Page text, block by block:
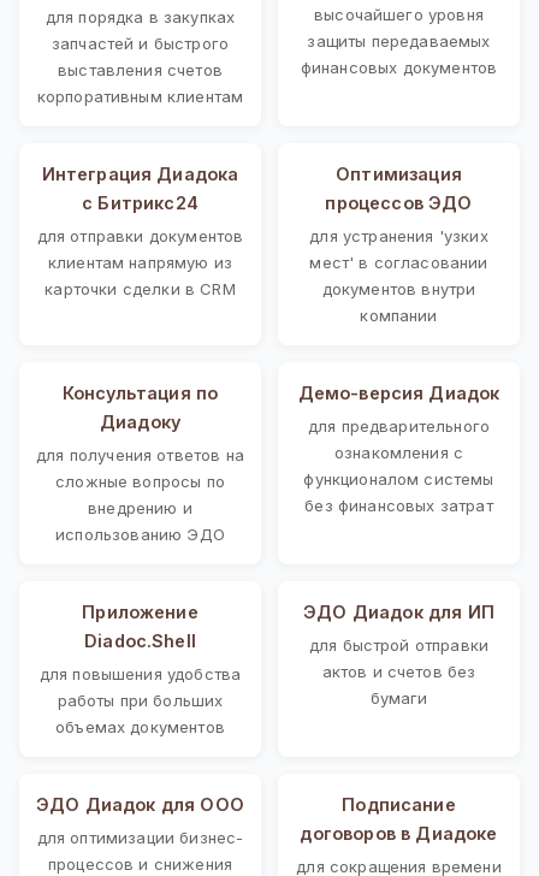
для порядка в закупках
запчастей и быстрого
выставления счетов
корпоративным клиентам
высочайшего уровня
защиты передаваемых
финансовых документов
Интеграция Диадока
с Битрикс24
для отправки документов
клиентам напрямую из
карточки сделки в CRM
Оптимизация
процессов ЭДО
для устранения 'узких
мест' в согласовании
документов внутри
компании
Консультация по
Диадоку
для получения ответов на
сложные вопросы по
внедрению и
использованию ЭДО
Демо-версия Диадок
для предварительного
ознакомления с
функционалом системы
без финансовых затрат
Приложение
Diadoc.Shell
для повышения удобства
работы при больших
объемах документов
ЭДО Диадок для ИП
для быстрой отправки
актов и счетов без
бумаги
ЭДО Диадок для ООО
для оптимизации бизнес-
процессов и снижения
Подписание
договоров в Диадоке
для сокращения времени